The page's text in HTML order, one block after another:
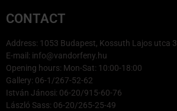
CONTACT
Address: 1053 Budapest, Kossuth Lajos utca 3.
E-mail: info@vandorfeny.hu
Opening hours: Mon-Sat: 10:00-18:00
Gallery: 06-1/267-52-62
István Jánosi: 06-20/915-60-76
László Sass: 06-20/265-25-49